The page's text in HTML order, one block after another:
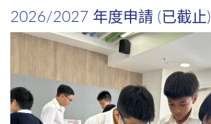
2026/2027 年度申請 (已截止)